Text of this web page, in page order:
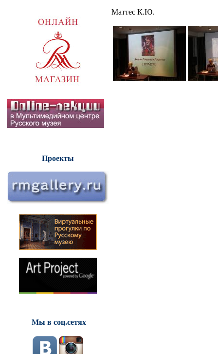
Проекты
Мы в соц.сетях
Маттес К.Ю.